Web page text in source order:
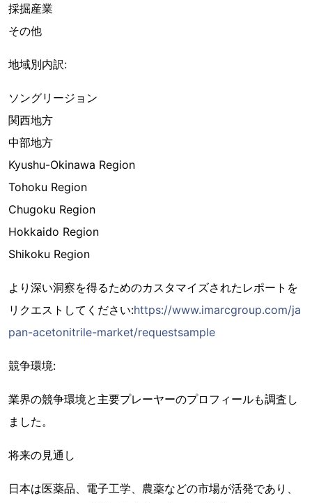
採掘産業
その他
地域別内訳:
ソングリージョン
関西地方
中部地方
Kyushu-Okinawa Region
Tohoku Region
Chugoku Region
Hokkaido Region
Shikoku Region
より深い洞察を得るためのカスタマイズされたレポートを
リクエストしてください:https://www.imarcgroup.com/ja
pan-acetonitrile-market/requestsample
競争環境:
業界の競争環境と主要プレーヤーのプロフィールも調査し
ました。
将来の見通し
日本は医薬品、電子工学、農薬などの市場が活発であり、